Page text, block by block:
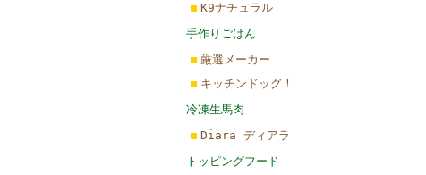
K9ナチュラル
手作りごはん
厳選メーカー
キッチンドッグ！
冷凍生馬肉
Diara ディアラ
トッピングフード